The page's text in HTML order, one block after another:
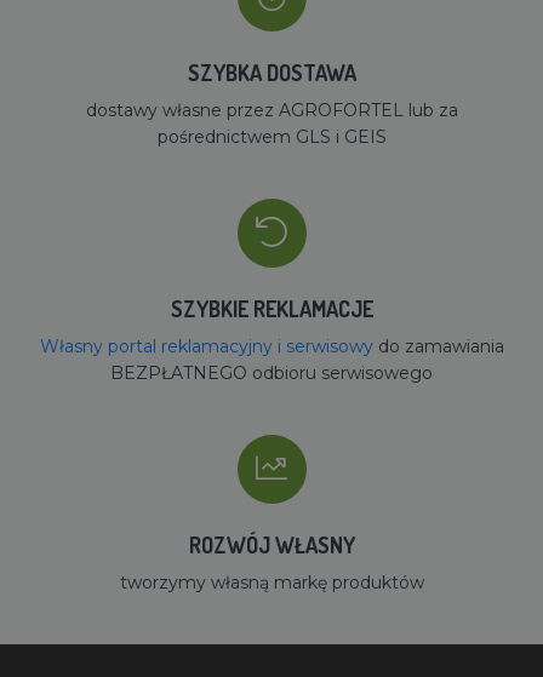
SZYBKA DOSTAWA
dostawy własne przez AGROFORTEL lub za
pośrednictwem GLS i GEIS
SZYBKIE REKLAMACJE
Własny portal reklamacyjny i serwisowydo zamawiania
BEZPŁATNEGO odbioru serwisowego
ROZWÓJ WŁASNY
tworzymy własną markę produktów